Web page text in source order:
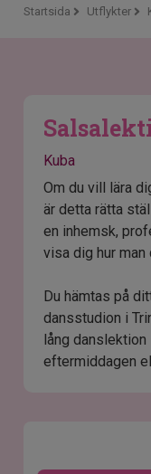
Startsida Utflykter
Kuba
Om du vill lära
är detta rätta
en inhemsk,
visa dig hur man
Du hämtas på
dansstudion i
lång danslektion
eftermiddagen